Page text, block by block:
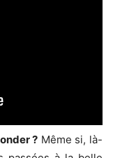
? Même si, là-